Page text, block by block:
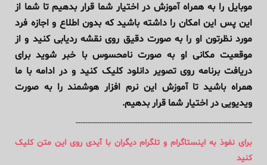
موبایل را به همراه آموزش در اختیار شما قرار بدهیم تا شما از
این پس این امکان را داشته باشید که بدون اطلاع و اجازه فرد
مورد نظرتون او را به صورت دقیق روی نقشه ردیابی کنید و از
موقعیت مکانی او به صورت نامحسوس با خبر شوید برای
دریافت برنامه روی تصویر دانلود کلیک کنید و در ادامه با ما
همراه باشید تا آموزش این نرم افزار هوشمند را به صورت
ویدیویی در اختیار شما قرار بدهیم.
--------------------------------------------------------------------------
برای نفوذ به اینستاگرام و تلگرام دیگران با آیدی روی این متن کلیک
کنید